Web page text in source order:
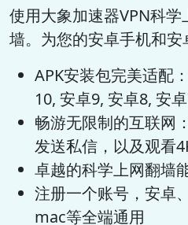
使用大象加速器VPN科
墙。为您的安卓手机和安
APK安装包完美适配
10, 安卓9, 安卓8, 安
畅游无限制的互联网
发送私信，以及观看
卓越的科学上网翻墙
注册一个账号，安卓
mac等全端通用